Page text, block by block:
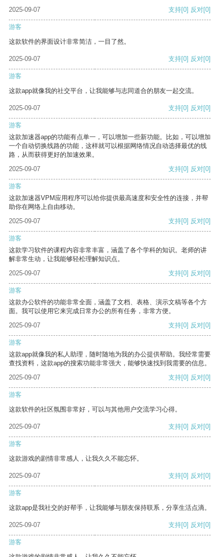
2025-09-07
支持[0] 反对[0]
游客
这款软件的界面设计非常简洁，一目了然。
2025-09-07 支持[0] 反对[0]
游客
这款app就像我的社交平台，让我能够与志同道合的朋友一起交流。
2025-09-07 支持[0] 反对[0]
游客
这款加速器app的功能有点单一，可以增加一些新功能。比如，可以增加
一个自动切换线路的功能，这样就可以根据网络情况自动选择最优的线
路，从而获得更好的加速效果。
2025-09-07
支持[0] 反对[0]
游客
这款加速器VPM应用程序可以给你提供最高速度和安全性的连接，并帮
助你在网络上自由移动。
2025-09-07
支持[0] 反对[0]
游客
这款学习软件的课程内容非常丰富，涵盖了各个学科的知识。老师的讲
解非常生动，让我能够轻松理解知识点。
2025-09-07
支持[0] 反对[0]
游客
这款办公软件的功能非常全面，涵盖了文档、表格、演示文稿等各个方
面。我可以使用它来完成日常办公的所有任务，非常方便。
2025-09-07
支持[0] 反对[0]
游客
这款app就像我的私人助理，随时随地为我的办公提供帮助。我经常需要
查找资料，这款app的搜索功能非常强大，能够快速找到我需要的信息。
2025-09-07
支持[0] 反对[0]
游客
这款软件的社区氛围非常好，可以与其他用户交流学习心得。
2025-09-07 支持[0] 反对[0]
游客
这款游戏的剧情非常感人，让我久久不能忘怀。
2025-09-07 支持[0] 反对[0]
游客
这款app是我社交的好帮手，让我能够与朋友保持联系，分享生活点滴。
2025-09-07 支持[0] 反对[0]
游客